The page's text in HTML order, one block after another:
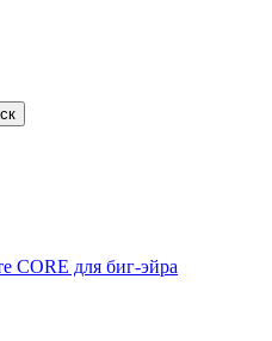
CORE для биг-эйра